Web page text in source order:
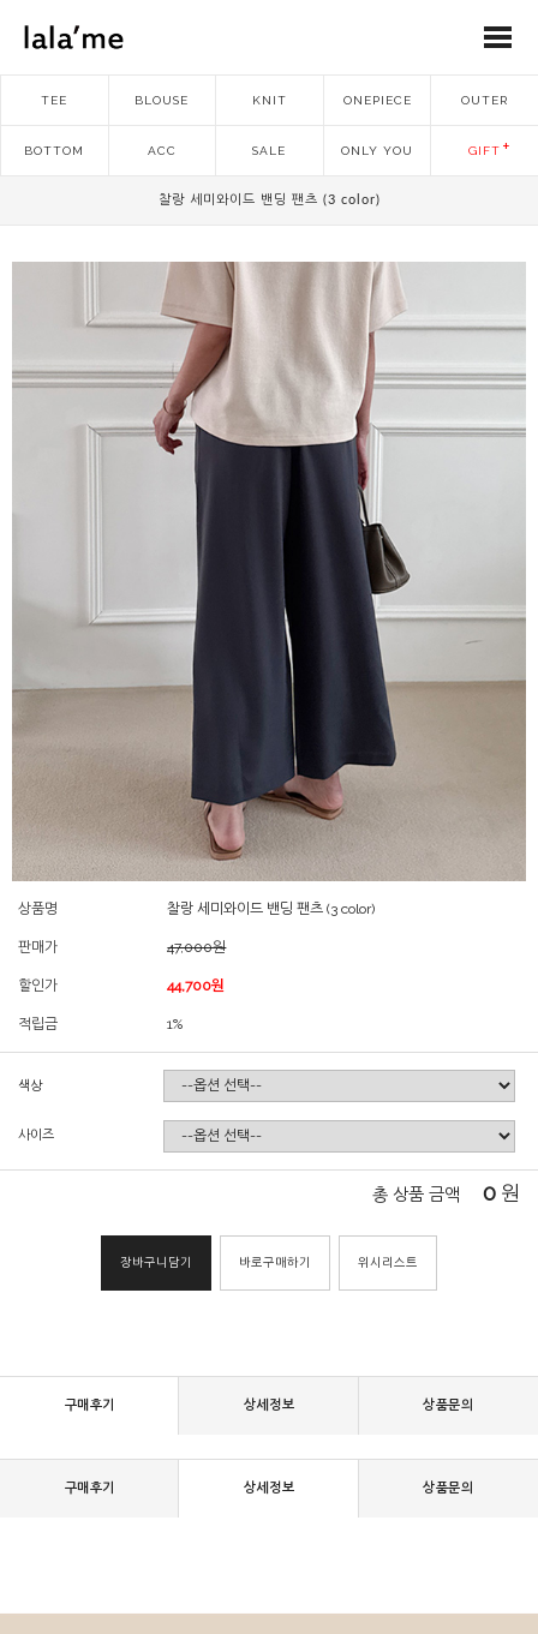
TEE BLOUSE KNIT ONEPIECE OUTER
BOTTOM ACC SALE ONLY YOU GIFT
찰랑 세미와이드 밴딩 팬츠 (3 color)
상품명 찰랑 세미와이드 밴딩 팬츠 (3 color)
판매가 47,000원
할인가 44,700원
적립금 1%
색상
사이즈
총 상품 금액 0 원
장바구니담기 바로구매하기 위시리스트
구매후기 상세정보 상품문의
구매후기 상세정보 상품문의